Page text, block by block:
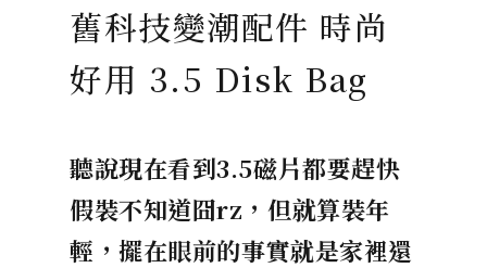
舊科技變潮配件 時尚
好用 3.5 Disk Bag
聽說現在看到3.5磁片都要趕快
假裝不知道囧rz，但就算裝年
輕，擺在眼前的事實就是家裡還